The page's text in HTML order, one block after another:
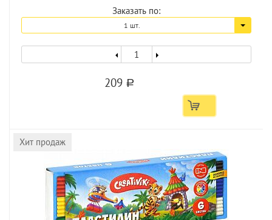
Заказать по:
1 шт.
209 a
Хит продаж